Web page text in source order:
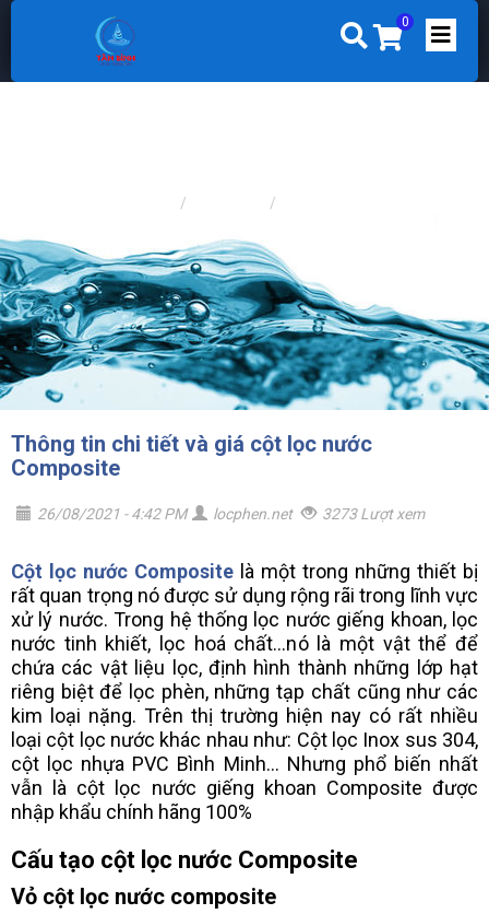
0
Thông tin chi tiết và giá cột lọc nước
Composite
26/08/2021 - 4:42 PM locphen.net 3273 Lượt xem
Cột lọc nước Composite là một trong những thiết bị
rất quan trọng nó được sử dụng rộng rãi trong lĩnh vực
xử lý nước. Trong hệ thống lọc nước giếng khoan, lọc
nước tinh khiết, lọc hoá chất...nó là một vật thể để
chứa các vật liệu lọc, định hình thành những lớp hạt
riêng biệt để lọc phèn, những tạp chất cũng như các
kim loại nặng. Trên thị trường hiện nay có rất nhiều
loại cột lọc nước khác nhau như: Cột lọc Inox sus 304,
cột lọc nhựa PVC Bình Minh... Nhưng phổ biến nhất
vẫn là cột lọc nước giếng khoan Composite được
nhập khẩu chính hãng 100%
Cấu tạo cột lọc nước Composite
Vỏ cột lọc nước composite